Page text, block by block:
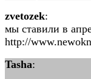
zvetozek:
мы ставили в
http://
Tasha: